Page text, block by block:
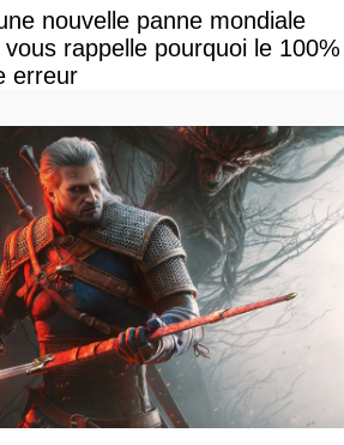
nouvelle panne mondiale
rappelle pourquoi le 100%
erreur